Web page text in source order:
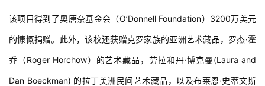
该项目得到了奥唐奈基金会（O’Donnell Foundation）3200万美元
的慷慨捐赠。此外，该校还获赠克罗家族的亚洲艺术藏品，罗杰·霍
乔（Roger Horchow）的艺术藏品，劳拉和丹·博克曼(Laura and
Dan Boeckman) 的拉丁美洲民间艺术藏品，以及布莱恩·史蒂文斯